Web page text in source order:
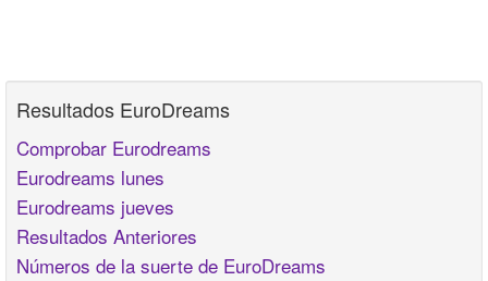
Resultados EuroDreams
Comprobar Eurodreams
Eurodreams lunes
Eurodreams jueves
Resultados Anteriores
Números de la suerte de EuroDreams